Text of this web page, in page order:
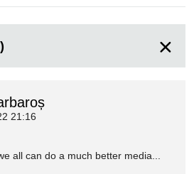
21:16
all can do a much better media...